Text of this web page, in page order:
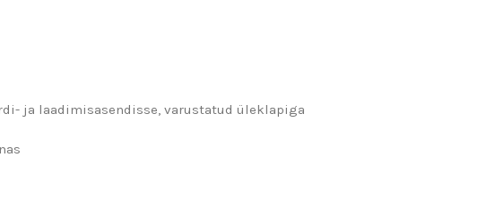
ja laadimisasendisse, varustatud üleklapiga